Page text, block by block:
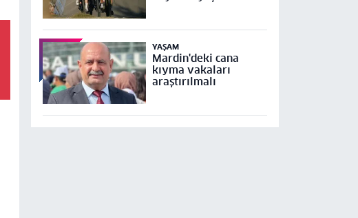
YAŞAM
Mardin'deki cana
kıyma vakaları
araştırılmalı